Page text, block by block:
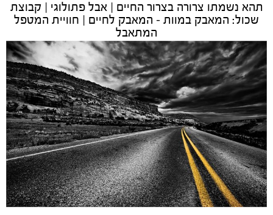
תהא נשמתו צרורה בצרור החיים | אבל פתולוגי | קבוצת
שכול: המאבק במוות – המאבק לחיים | חוויית המטפל
המתאבל